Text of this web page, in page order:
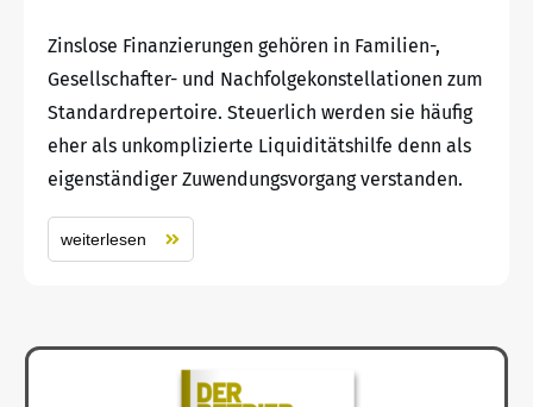
Zinslose Finanzierungen gehören in Familien-,
Gesellschafter- und Nachfolgekonstellationen zum
Standardrepertoire. Steuerlich werden sie häufig
eher als unkomplizierte Liquiditätshilfe denn als
eigenständiger Zuwendungsvorgang verstanden.
weiterlesen